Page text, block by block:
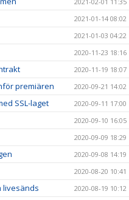
2021-01-14 08:02
2021-01-03 04:22
2020-11-23 18:16
2020-11-19 18:07
premiären 2020-09-21 14:02
SSL-laget 2020-09-11 17:00
2020-09-10 16:05
2020-09-09 18:29
2020-09-08 14:19
2020-08-20 10:41
livesänds 2020-08-19 10:12